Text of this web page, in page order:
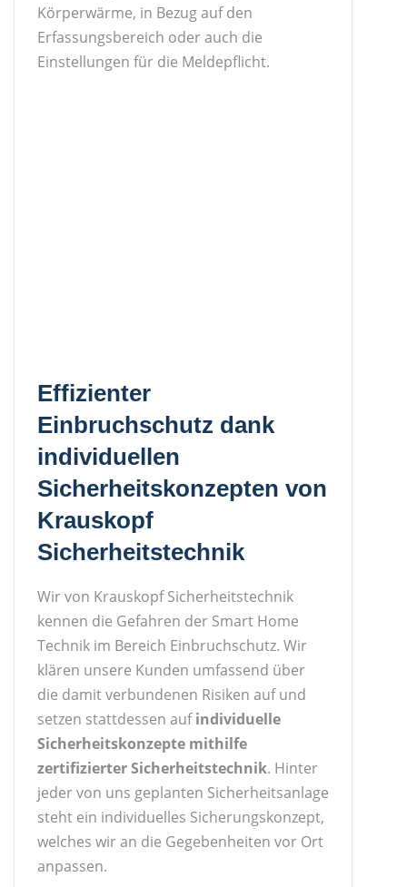
Körperwärme, in Bezug auf den
Erfassungsbereich oder auch die
Einstellungen für die Meldepflicht.
Effizienter
Einbruchschutz dank
individuellen
Sicherheitskonzepten von
Krauskopf
Sicherheitstechnik
Wir von Krauskopf Sicherheitstechnik
kennen die Gefahren der Smart Home
Technik im Bereich Einbruchschutz. Wir
klären unsere Kunden umfassend über
die damit verbundenen Risiken auf und
setzen stattdessen aufindividuelle
Sicherheitskonzepte mithilfe
zertifizierter Sicherheitstechnik. Hinter
jeder von uns geplanten Sicherheitsanlage
steht ein individuelles Sicherungskonzept,
welches wir an die Gegebenheiten vor Ort
anpassen.